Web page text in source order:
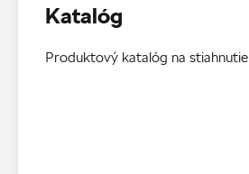
Katalóg
Produktový katalóg na stiahnutie